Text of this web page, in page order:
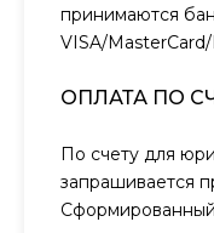
принимаются
VISA/
ОПЛАТА ПО
По счету для
запрашивается